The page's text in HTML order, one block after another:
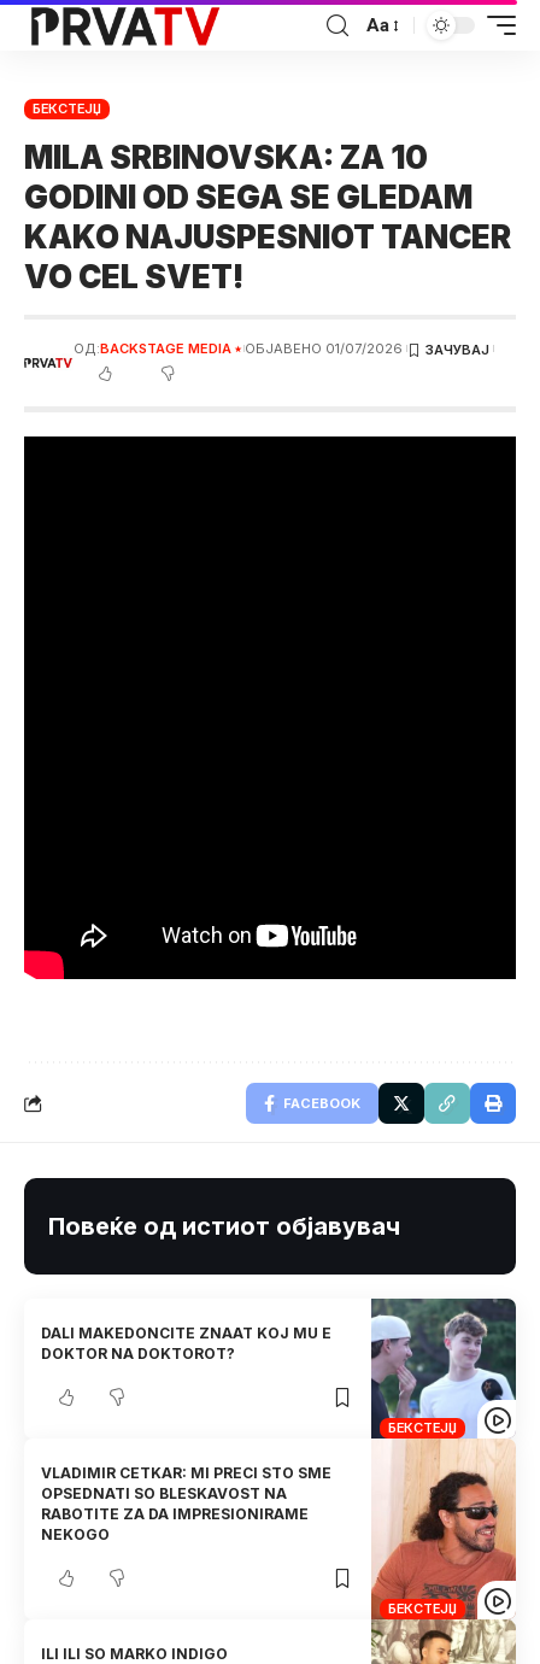
Аа
БЕКСТЕЈЏ
MILA SRBINOVSKA: ZA 10
GODINI OD SEGA SE GLEDAM
KAKO NAJUSPESNIOT TANCER
VO CEL SVET!
ОД:BACKSTAGE MEDIA ⭑ ОБЈАВЕНО 01/07/2026
FACEBOOK
Повеќе од истиот објавувач
БЕКСТЕЈЏ
DALI MAKEDONCITE ZNAAT KOJ MU E
DOKTOR NA DOKTOROT?
БЕКСТЕЈЏ
VLADIMIR CETKAR: MI PRECI STO SME
OPSEDNATI SO BLESKAVOST NA
RABOTITE ZA DA IMPRESIONIRAME
NEKOGO
ILI ILI SO MARKO INDIGO